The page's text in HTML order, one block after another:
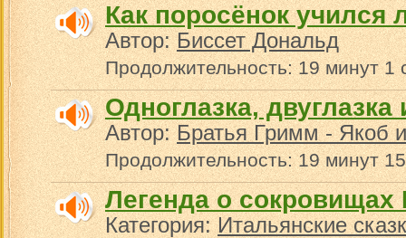
Как поросёнок учился
Автор:Биссет Дональд
Продолжительность: 19 минут 1
Одноглазка, двуглазка
Автор:Братья Гримм - Якоб
Продолжительность: 19 минут
Легенда о
Категория:Итальянские